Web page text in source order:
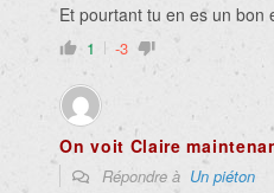
Et pourtant tu en es un bon
1 -3
On voit Claire
Répondre à Un piéton